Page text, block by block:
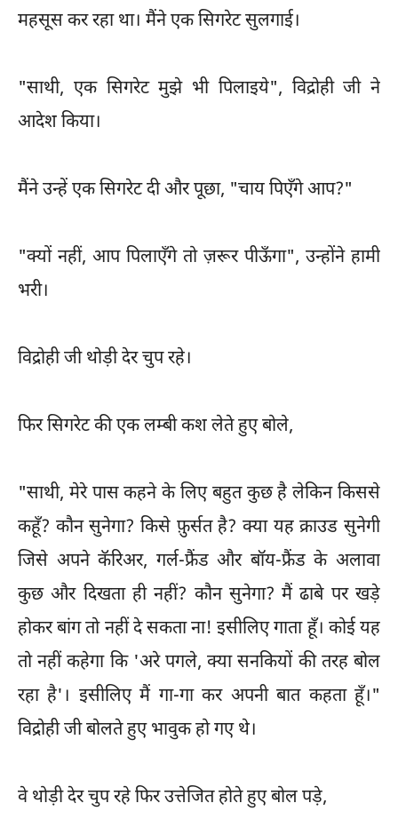
महसूस कर रहा था। मैंने एक सिगरेट सुलगाई।
"साथी, एक सिगरेट मुझे भी पिलाइये", विद्रोही जी ने
आदेश किया।
मैंने उन्हें एक सिगरेट दी और पूछा, "चाय पिएँगे आप?"
"क्यों नहीं, आप पिलाएँगे तो ज़रूर पीऊँगा", उन्होंने हामी
भरी।
विद्रोही जी थोड़ी देर चुप रहे।
फिर सिगरेट की एक लम्बी कश लेते हुए बोले,
"साथी, मेरे पास कहने के लिए बहुत कुछ है लेकिन किससे
कहूँ? कौन सुनेगा? किसे फ़ुर्सत है? क्या यह क्राउड सुनेगी
जिसे अपने कॅरिअर, गर्ल-फ्रैंड और बॉय-फ्रैंड के अलावा
कुछ और दिखता ही नहीं? कौन सुनेगा? मैं ढाबे पर खड़े
होकर बांग तो नहीं दे सकता ना! इसीलिए गाता हूँ। कोई यह
तो नहीं कहेगा कि 'अरे पगले, क्या सनकियों की तरह बोल
रहा है'। इसीलिए मैं गा-गा कर अपनी बात कहता हूँ।"
विद्रोही जी बोलते हुए भावुक हो गए थे।
वे थोड़ी देर चुप रहे फिर उत्तेजित होते हुए बोल पड़े,